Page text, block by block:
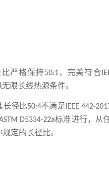
比严格保持50:1 ，完美符合
限长线热源条件。
长径比50:4不满足 IEEE 442-
D5334-22a标准进行，从
定的长径比。